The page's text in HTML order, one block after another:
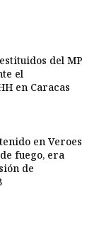
del MP
el
en Caracas
en Veroes
fuego, era
de